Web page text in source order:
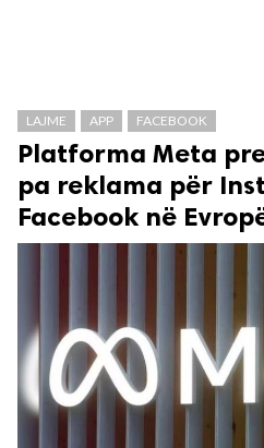
LAJME APP FACEBOOK
Platforma Meta
pa reklama për
Facebook në